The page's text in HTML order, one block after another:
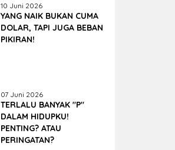
10 Juni 2026
YANG NAIK BUKAN CUMA
DOLAR, TAPI JUGA BEBAN
PIKIRAN!
07 Juni 2026
TERLALU BANYAK "P"
DALAM HIDUPKU!
PENTING? ATAU
PERINGATAN?